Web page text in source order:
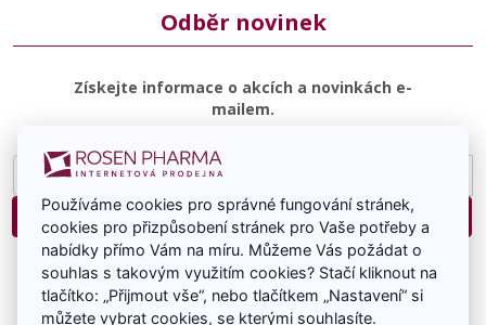
Odběr novinek
Získejte informace o akcích a novinkách e-
mailem.
adresa
Přihlásit
Souhlasím se zasíláním e-mailové komunikace.
Používáme cookies pro správné fungování stránek,
cookies pro přizpůsobení stránek pro Vaše potřeby a
nabídky přímo Vám na míru. Můžeme Vás požádat o
souhlas s takovým využitím cookies? Stačí kliknout na
tlačítko: „Přijmout vše“, nebo tlačítkem „Nastavení“ si
můžete vybrat cookies, se kterými souhlasíte.